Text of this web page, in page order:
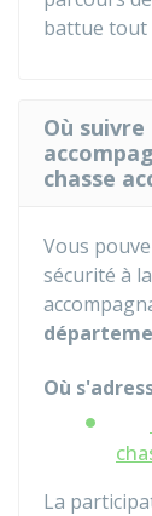
battue tout
Où
chasse
Vous
sécurité à
Où
La